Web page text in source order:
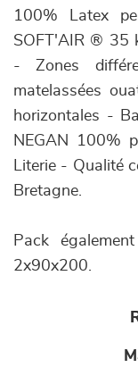
100% Latex
SOFT'AIR ® 35
- Zones
matelassées
horizontales -
NEGAN 100%
Literie - Qualité
Bretagne.
Pack
2x90x200.